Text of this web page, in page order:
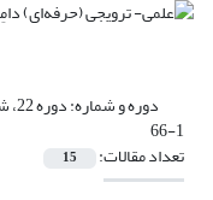
دوره و شماره:
1-66
تعداد مقالات: 15